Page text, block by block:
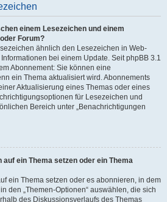
einem Lesezeichen und einem
Forum?
ähnlich den Lesezeichen in Web-
bei einem Update. Seit phpBB 3.1
Abonnement: Sie können eine
ein Thema aktualisiert wird. Abonnements
Aktualisierung eines Themas oder eines
für Lesezeichen und
Bereich unter „Benachrichtigungen
ein Thema setzen oder ein Thema
ein Thema setzen oder es abonnieren, in dem
den „Themen-Optionen“ auswählen, die sich
des Diskussionsverlaufs des Themas